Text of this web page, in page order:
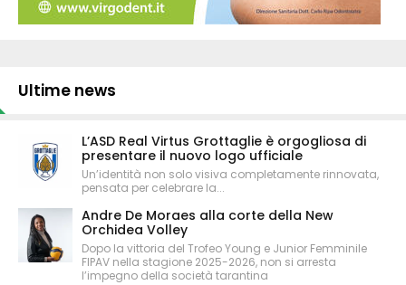
Ultime news
L’ASD Real Virtus Grottaglie è orgogliosa di
presentare il nuovo logo ufficiale
Un’identità non solo visiva completamente rinnovata,
pensata per celebrare la...
Andre De Moraes alla corte della New
Orchidea Volley
Dopo la vittoria del Trofeo Young e Junior Femminile
FIPAV nella stagione 2025-2026, non si arresta
l’impegno della società tarantina